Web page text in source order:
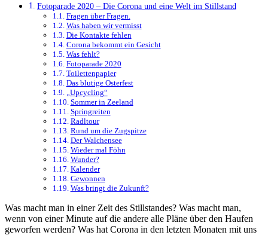
Fotoparade 2020 – Die Corona und eine Welt im Stillstand
Fragen über Fragen.
Was haben wir vermisst
Die Kontakte fehlen
Corona bekommt ein Gesicht
Was fehlt?
Fotoparade 2020
Toilettenpapier
Das blutige Osterfest
„Upcycling“
Sommer in Zeeland
Springreiten
Radltour
Rund um die Zugspitze
Der Walchensee
Wieder mal Föhn
Wunder?
Kalender
Gewonnen
Was bringt die Zukunft?
Was macht man in einer Zeit des Stillstandes? Was macht man,
wenn von einer Minute auf die andere alle Pläne über den Haufen
geworfen werden? Was hat Corona in den letzten Monaten mit uns